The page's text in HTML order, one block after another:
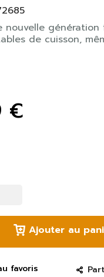
nouvelle génération
de cuisson,
€
Ajouter au
favoris